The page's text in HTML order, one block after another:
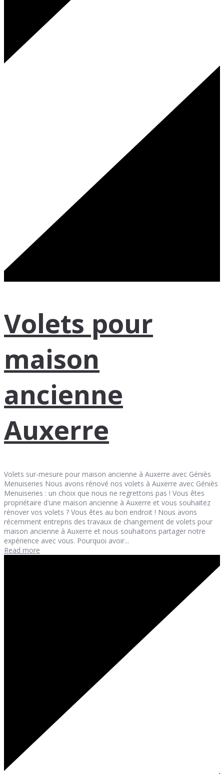
Volets pour
maison
ancienne
Auxerre
Volets sur-mesure pour maison ancienne à Auxerre avec Géniès
Menuiseries Nous avons rénové nos volets à Auxerre avec Géniès
Menuiseries : un choix que nous ne regrettons pas ! Vous êtes
propriétaire d'une maison ancienne à Auxerre et vous souhaitez
rénover vos volets ? Vous êtes au bon endroit ! Nous avons
récemment entrepris des travaux de changement de volets pour
maison ancienne à Auxerre et nous souhaitons partager notre
expérience avec vous. Pourquoi avoir...
Read more